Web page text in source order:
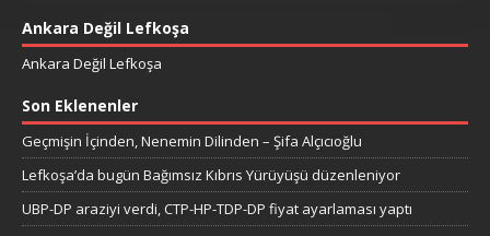
Ankara Değil Lefkoşa
Ankara Değil Lefkoşa
Son Eklenenler
Geçmişin İçinden, Nenemin Dilinden – Şifa Alçıcıoğlu
Lefkoşa’da bugün Bağımsız Kıbrıs Yürüyüşü düzenleniyor
UBP-DP araziyi verdi, CTP-HP-TDP-DP fiyat ayarlaması yaptı